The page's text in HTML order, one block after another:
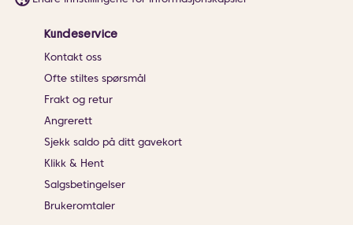
Kundeservice
Kontakt oss
Ofte stiltes spørsmål
Frakt og retur
Angrerett
Sjekk saldo på ditt gavekort
Klikk & Hent
Salgsbetingelser
Brukeromtaler